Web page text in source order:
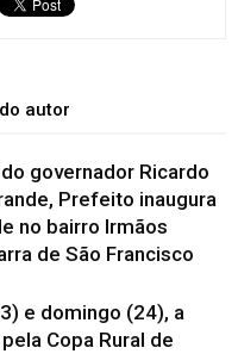
autor
governador Ricardo
Prefeito inaugura
no bairro Irmãos
de São Francisco
e domingo (24), a
Copa Rural de